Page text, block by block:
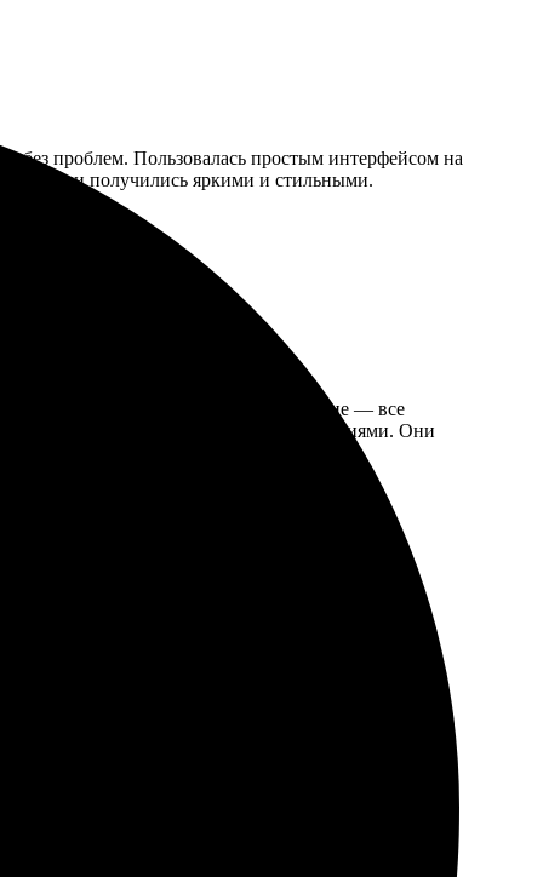
без проблем. Пользовалась простым интерфейсом на
Подушки получились яркими и стильными.
фото, выбрала размер и оформление — все
с яркими и четкими изображениями. Они
дней уже забрала готовые подушки. Качество